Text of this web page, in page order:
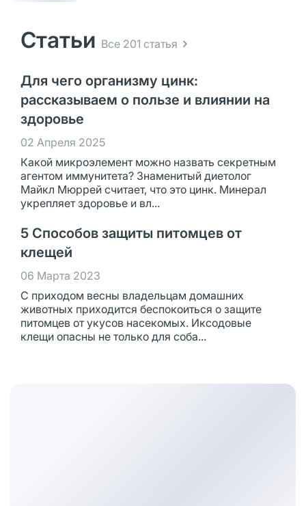
Статьи Все 201 статья
Для чего организму цинк:
рассказываем о пользе и влиянии на
здоровье
02 Апреля 2025
Какой микроэлемент можно назвать секретным
агентом иммунитета? Знаменитый диетолог
Майкл Мюррей считает, что это цинк. Минерал
укрепляет здоровье и вл...
5 Способов защиты питомцев от
клещей
06 Марта 2023
С приходом весны владельцам домашних
животных приходится беспокоиться о защите
питомцев от укусов насекомых. Иксодовые
клещи опасны не только для соба...